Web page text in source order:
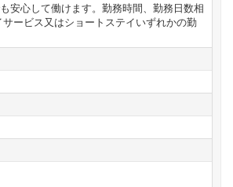
安心して働けます。勤務時間、勤務日数相
ービス又はショートステイいずれかの勤